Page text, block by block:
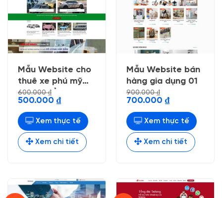
Mẫu Website cho
thuê xe phú mỹ
nhẹ chuẩn seo
600.000₫
Giá
là:
600.000 ₫.
500.000 ₫Giá
hiện
tại
là:
500.000 ₫.
Xem thực tế
Xem chi tiết
Mẫu Website bán
hàng gia dụng 01
900.000₫
Giá
là:
900.000 ₫.
700.000 ₫Giá
hiện
tại
là:
700.000 ₫.
Xem thực tế
Xem chi tiết